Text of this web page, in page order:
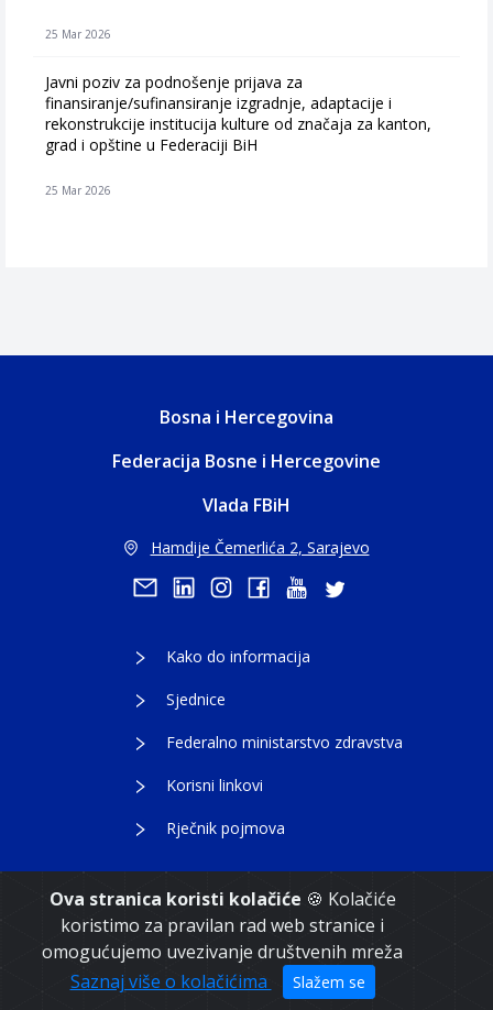
Ova stranica koristi kolačiće 🍪 Kolačiće
koristimo za pravilan rad web stranice i
omogućujemo uvezivanje društvenih mreža
Saznaj više o kolačićima
Slažem se
25 Mar 2026
Javni poziv za podnošenje prijava za
finansiranje/sufinansiranje izgradnje, adaptacije i
rekonstrukcije institucija kulture od značaja za kanton,
grad i opštine u Federaciji BiH
25 Mar 2026
Bosna i Hercegovina
Federacija Bosne i Hercegovine
Vlada FBiH
Hamdije Čemerlića 2, Sarajevo
Kako do informacija
Sjednice
Federalno ministarstvo zdravstva
Korisni linkovi
Rječnik pojmova
Copyright 2021. Vlada Federacije Bosne i
Hercegovine